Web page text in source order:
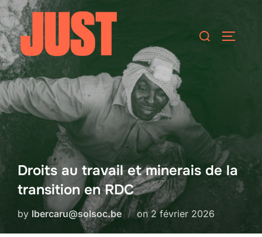
Skip
to
content
Search
Droits au travail et minerais de la
transition en RDC
by lbercaru@solsoc.be onPosted
2 février 2026